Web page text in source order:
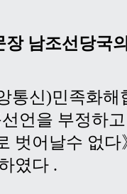
남조선당국
통신)민족화해
선언을 부정하
벗어날수 없
였다 .